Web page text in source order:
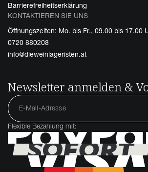
Barrierefreiheitserklärung
KONTAKTIEREN SIE UNS
Öffnungszeiten: Mo. bis Fr., 09.00 bis 17.00
0720 880208
info@dieweinlageristen.at
Newsletter anmelden &
Flexible Bezahlung mit: